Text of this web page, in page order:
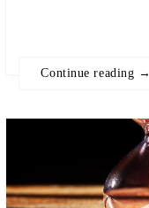
Continue reading →